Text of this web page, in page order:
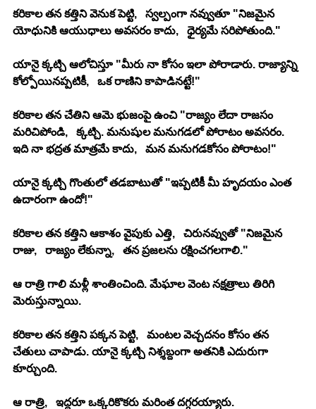
కరికాల తన కత్తిని వెనుక పెట్టి,   స్వల్పంగా నవ్వుతూ "నిజమైన
యోధునికి ఆయుధాలు అవసరం కాదు,   ధైర్యమే సరిపోతుంది."
యానై క్కట్చి ఆలోచిస్తూ "మీరు నా కోసం ఇలా పోరాడారు. రాజ్యాన్ని
కోల్పోయినప్పటికీ,   ఒక రాణిని కాపాడినట్టే!"
కరికాల తన చేతిని ఆమె భుజంపై ఉంచి "రాజ్యం లేదా రాజసం
మరిచిపోండి,   క్కట్చి. మనుషుల మనుగడలో పోరాటం అవసరం.
ఇది నా భద్రత మాత్రమే కాదు,   మన మనుగడకోసం పోరాటం!"
యానై క్కట్చి గొంతులో తడబాటుతో "ఇప్పటికీ మీ హృదయం ఎంత
ఉదారంగా ఉందో!"
కరికాల తన కత్తిని ఆకాశం వైపుకు ఎత్తి,   చిరునవ్వుతో "నిజమైన
రాజు,   రాజ్యం లేకున్నా,   తన ప్రజలను రక్షించగలగాలి."
ఆ రాత్రి గాలి మళ్లీ శాంతించింది. మేఘాల వెంట నక్షత్రాలు తిరిగి
మెరుస్తున్నాయి.
కరికాల తన కత్తిని పక్కన పెట్టి,   మంటల వెచ్చదనం కోసం తన
చేతులు చాపాడు. యానై క్కట్చి నిశ్శబ్దంగా అతనికి ఎదురుగా
కూర్చుంది.
ఆ రాత్రి,   ఇద్దరూ ఒక్కరికొకరు మరింత దగ్గరయ్యారు.